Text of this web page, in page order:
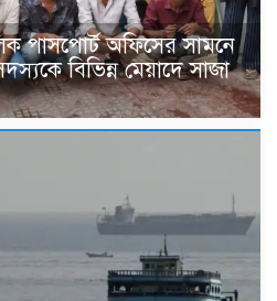
পাসপোর্ট অফিসের সামনে
বিভিন্ন মেয়াদে সাজা